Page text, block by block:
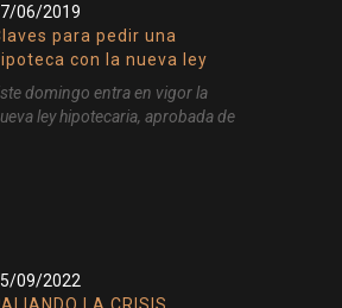
06/2019
para pedir una
con la nueva ley
domingo entra en vigor la
ley hipotecaria, aprobada de
09/2022
LA CRISIS